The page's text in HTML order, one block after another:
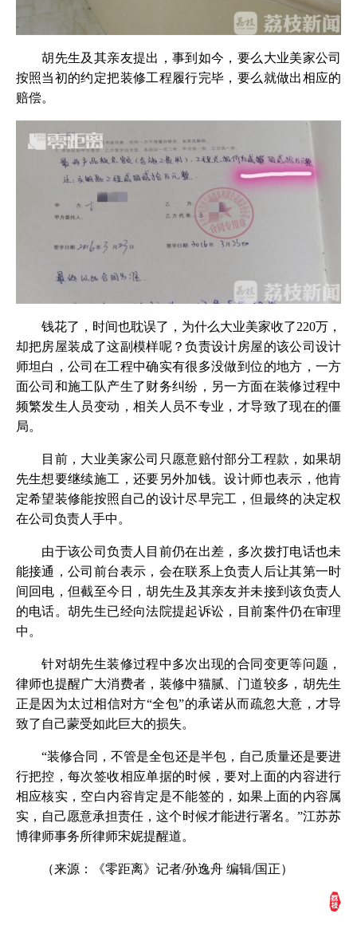
胡先生及其亲友提出，事到如今，要么大业美家公司
按照当初的约定把装修工程履行完毕，要么就做出相应的
赔偿。
钱花了，时间也耽误了，为什么大业美家收了220万，
却把房屋装成了这副模样呢？负责设计房屋的该公司设计
师坦白，公司在工程中确实有很多没做到位的地方，一方
面公司和施工队产生了财务纠纷，另一方面在装修过程中
频繁发生人员变动，相关人员不专业，才导致了现在的僵
局。
目前，大业美家公司只愿意赔付部分工程款，如果胡
先生想要继续施工，还要另外加钱。设计师也表示，他肯
定希望装修能按照自己的设计尽早完工，但最终的决定权
在公司负责人手中。
由于该公司负责人目前仍在出差，多次拨打电话也未
能接通，公司前台表示，会在联系上负责人后让其第一时
间回电，但截至今日，胡先生及其亲友并未接到该负责人
的电话。胡先生已经向法院提起诉讼，目前案件仍在审理
中。
针对胡先生装修过程中多次出现的合同变更等问题，
律师也提醒广大消费者，装修中猫腻、门道较多，胡先生
正是因为太过相信对方“全包”的承诺从而疏忽大意，才导
致了自己蒙受如此巨大的损失。
“装修合同，不管是全包还是半包，自己质量还是要进
行把控，每次签收相应单据的时候，要对上面的内容进行
相应核实，空白内容肯定是不能签的，如果上面的内容属
实，自己愿意承担责任，这个时候才能进行署名。”江苏苏
博律师事务所律师宋妮提醒道。
（来源：《零距离》记者/孙逸舟 编辑/国正）